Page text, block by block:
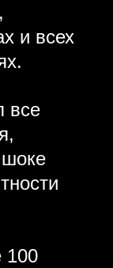
и всех
все
100